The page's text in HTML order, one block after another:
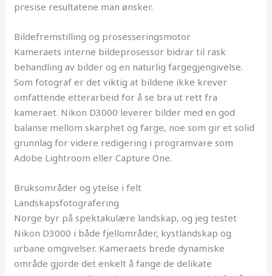
presise resultatene man ønsker.
Bildefremstilling og prosesseringsmotor
Kameraets interne bildeprosessor bidrar til rask
behandling av bilder og en naturlig fargegjengivelse.
Som fotograf er det viktig at bildene ikke krever
omfattende etterarbeid for å se bra ut rett fra
kameraet. Nikon D3000 leverer bilder med en god
balanse mellom skarphet og farge, noe som gir et solid
grunnlag for videre redigering i programvare som
Adobe Lightroom eller Capture One.
Bruksområder og ytelse i felt
Landskapsfotografering
Norge byr på spektakulære landskap, og jeg testet
Nikon D3000 i både fjellområder, kystlandskap og
urbane omgivelser. Kameraets brede dynamiske
område gjorde det enkelt å fange de delikate